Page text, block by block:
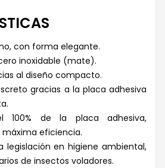
con forma elegante.
inoxidable (mate).
al diseño compacto.
gracias a la placa adhesiva
100% de la placa adhesiva,
máxima eficiencia.
legislación en higiene ambiental,
de insectos voladores.